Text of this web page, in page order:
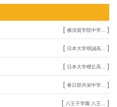
[ 横須賀学院中学... ]
[ 日本大学明誠高... ]
[ 日本大学櫻丘高... ]
[ 春日部共栄中学... ]
[ 八王子学園 八王... ]